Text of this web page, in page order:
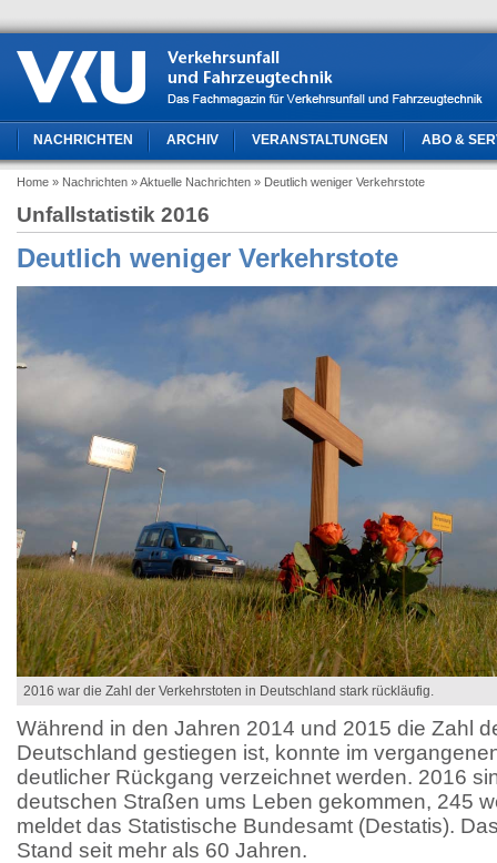
NACHRICHTEN ARCHIV VERANSTALTUNGEN ABO &
Home » Nachrichten » Aktuelle Nachrichten » Deutlich weniger Verkehrstote
Unfallstatistik 2016
Deutlich weniger Verkehrstote
2016 war die Zahl der Verkehrstoten in Deutschland stark rückläufig.
Während in den Jahren 2014 und 2015 die Zahl
Deutschland gestiegen ist, konnte im
deutlicher Rückgang verzeichnet werden. 2016
deutschen Straßen ums Leben gekommen, 245
meldet das Statistische Bundesamt (Destatis).
Stand seit mehr als 60 Jahren.